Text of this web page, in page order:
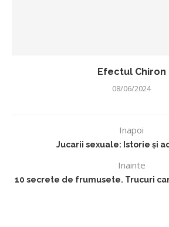
Efectul Chiron
08/06/2024
Inapoi
Jucarii sexuale: Istorie și
Inainte
10 secrete de frumusete. Trucuri